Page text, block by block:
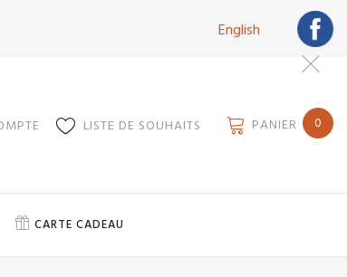
English
LISTE DE SOUHAITS PANIER 0
CARTE CADEAU